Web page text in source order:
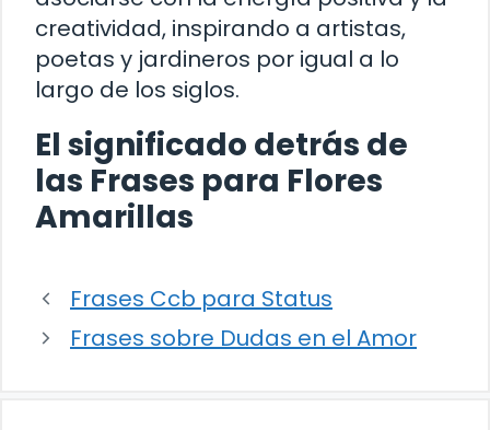
creatividad, inspirando a artistas,
poetas y jardineros por igual a lo
largo de los siglos.
El significado detrás de
las Frases para Flores
Amarillas
Frases Ccb para Status
Frases sobre Dudas en el Amor